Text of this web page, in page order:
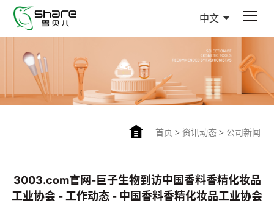
中文
首页 > 资讯动态> 公司新闻
3003.com官网-巨子生物到访中国香料香精化妆品
工业协会 - 工作动态 - 中国香料香精化妆品工业协会